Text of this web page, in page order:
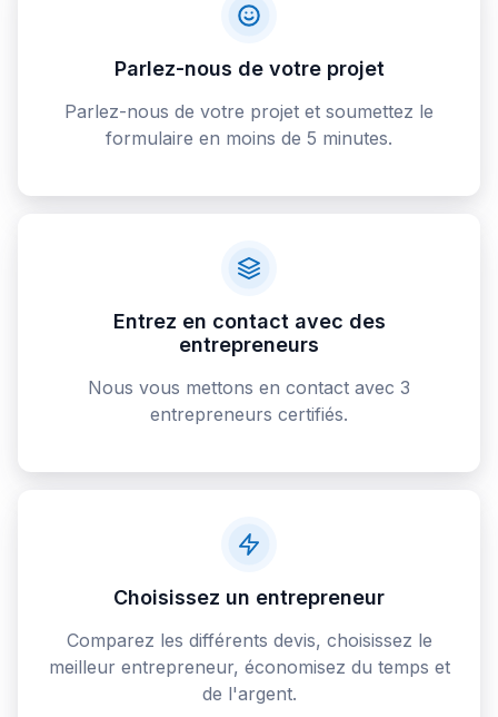
Parlez-nous de votre projet
Parlez-nous de votre projet et soumettez le
formulaire en moins de 5 minutes.
Entrez en contact avec des
entrepreneurs
Nous vous mettons en contact avec 3
entrepreneurs certifiés.
Choisissez un entrepreneur
Comparez les différents devis, choisissez le
meilleur entrepreneur, économisez du temps et
de l'argent.